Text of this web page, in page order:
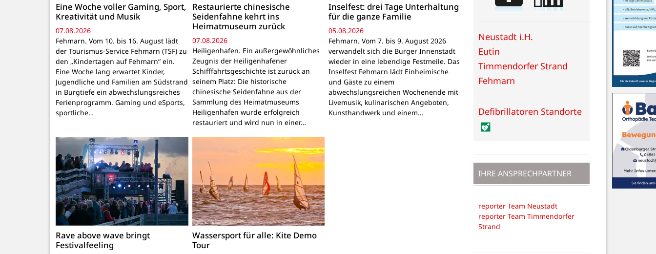
Eine Woche voller Gaming, Sport,
Kreativität und Musik
07.08.2026
Fehmarn. Vom 10. bis 16. August lädt
der Tourismus-Service Fehmarn (TSF) zu
den „Kindertagen auf Fehmarn“ ein.
Eine Woche lang erwartet Kinder,
Jugendliche und Familien am Südstrand
in Burgtiefe ein abwechslungsreiches
Ferienprogramm. Gaming und eSports,
sportliche…
Restaurierte chinesische
Seidenfahne kehrt ins
Heimatmuseum zurück
07.08.2026
Heiligenhafen. Ein außergewöhnliches
Zeugnis der Heiligenhafener
Schifffahrtsgeschichte ist zurück an
seinem Platz: Die historische
chinesische Seidenfahne aus der
Sammlung des Heimatmuseums
Heiligenhafen wurde erfolgreich
restauriert und wird nun in einer…
Inselfest: drei Tage Unterhaltung
für die ganze Familie
05.08.2026
Fehmarn. Vom 7. bis 9. August 2026
verwandelt sich die Burger Innenstadt
wieder in eine lebendige Festmeile. Das
Inselfest Fehmarn lädt Einheimische
und Gäste zu einem
abwechslungsreichen Wochenende mit
Livemusik, kulinarischen Angeboten,
Kunsthandwerk und einem…
Rave above wave bringt
Festivalfeeling
Wassersport für alle: Kite Demo
Tour
Neustadt i.H.
Eutin
Timmendorfer Strand
Fehmarn
Defibrillatoren Standorte
IHRE ANSPRECHPARTNER
reporter Team Neustadt
reporter Team Timmendorfer
Strand